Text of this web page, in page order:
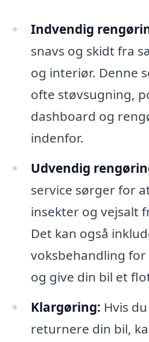
Indvendig
snavs og skidt fra
og interiør. Denne
ofte støvsugning,
dashboard og
indenfor.
Udvendig
service sørger for
insekter og vejsalt
Det kan også
voksbehandling
og give din bil et
Klargøring: Hvis
returnere din bil,